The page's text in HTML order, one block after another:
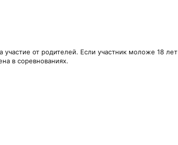
от родителей. Если участник моложе 18 лет
в соревнованиях.